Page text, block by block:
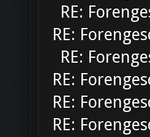
RE:
RE:
RE:
RE:
RE:
RE: